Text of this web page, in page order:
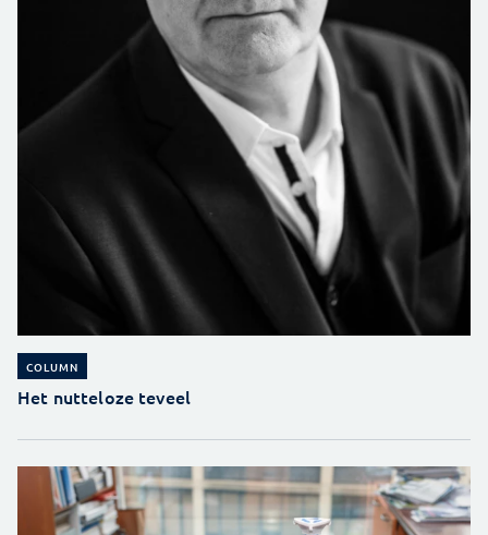
COLUMN
Het nutteloze teveel